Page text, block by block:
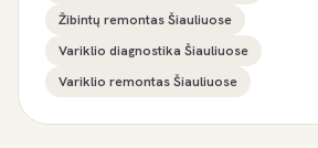
Žibintų remontas Šiauliuose
Variklio diagnostika Šiauliuose
Variklio remontas Šiauliuose